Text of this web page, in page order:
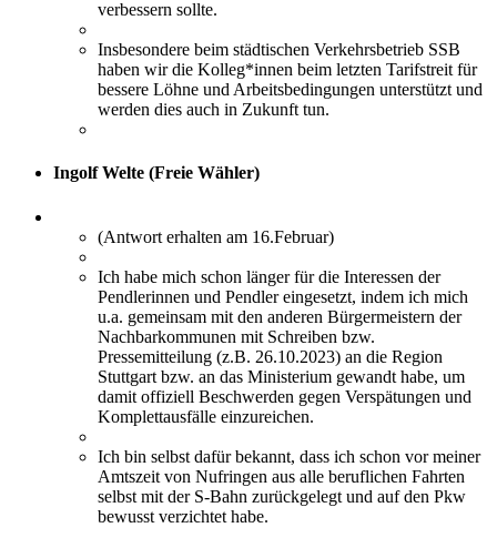
verbessern sollte.
Insbesondere beim städtischen Verkehrsbetrieb SSB
haben wir die Kolleg*innen beim letzten Tarifstreit für
bessere Löhne und Arbeitsbedingungen unterstützt und
werden dies auch in Zukunft tun.
Ingolf Welte (Freie Wähler)
(Antwort erhalten am 16.Februar)
Ich habe mich schon länger für die Interessen der
Pendlerinnen und Pendler eingesetzt, indem ich mich
u.a. gemeinsam mit den anderen Bürgermeistern der
Nachbarkommunen mit Schreiben bzw.
Pressemitteilung (z.B. 26.10.2023) an die Region
Stuttgart bzw. an das Ministerium gewandt habe, um
damit offiziell Beschwerden gegen Verspätungen und
Komplettausfälle einzureichen.
Ich bin selbst dafür bekannt, dass ich schon vor meiner
Amtszeit von Nufringen aus alle beruflichen Fahrten
selbst mit der S-Bahn zurückgelegt und auf den Pkw
bewusst verzichtet habe.